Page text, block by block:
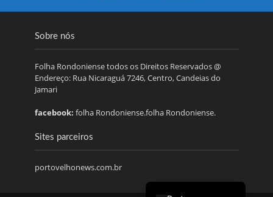
Sobre nós
Folha Rondoniense todos os Direitos Reservados @
Endereço: Rua Nicaraguá 7246, Centro, Candeias do
Jamari
facebook: folha Rondoniense.folha Rondoniense.
Sites parceiros
portovelhonews.com.br